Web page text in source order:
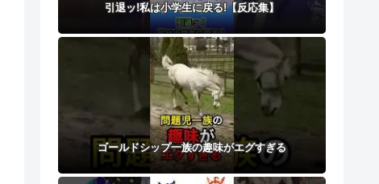
引退ッ!私は小学生に戻る!【反応集】
ゴールドシップ一族の趣味がエグすぎる